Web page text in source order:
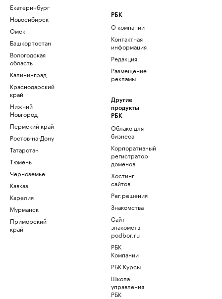
Екатеринбург
Новосибирск
Омск
Башкортостан
Вологодская
область
Калининград
Краснодарский
край
Нижний
Новгород
Пермский край
Ростов-на-Дону
Татарстан
Тюмень
Черноземье
Кавказ
Карелия
Мурманск
Приморский
край
РБК
О компании
Контактная
информация
Редакция
Размещение
рекламы
Другие
продукты
РБК
Облако для
бизнеса
Корпоративный
регистратор
доменов
Хостинг
сайтов
Рег.решения
Знакомства
Сайт
знакомств
podbor.ru
РБК
Компании
РБК Курсы
Школа
управления
РБК